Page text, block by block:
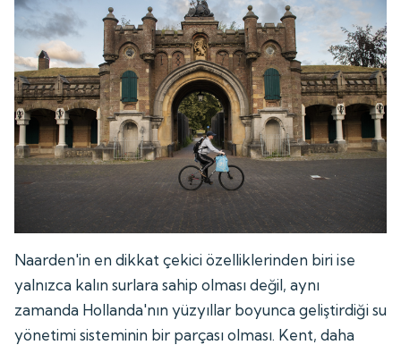
Naarden'in en dikkat çekici özelliklerinden biri ise
yalnızca kalın surlara sahip olması değil, aynı
zamanda Hollanda'nın yüzyıllar boyunca geliştirdiği su
yönetimi sisteminin bir parçası olması. Kent, daha